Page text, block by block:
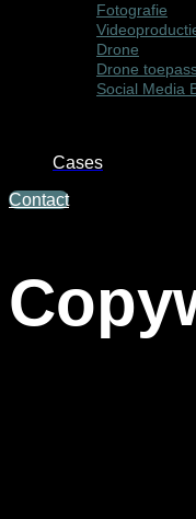
Fotografie
Drone
Drone
Social Media
Cases
Contact